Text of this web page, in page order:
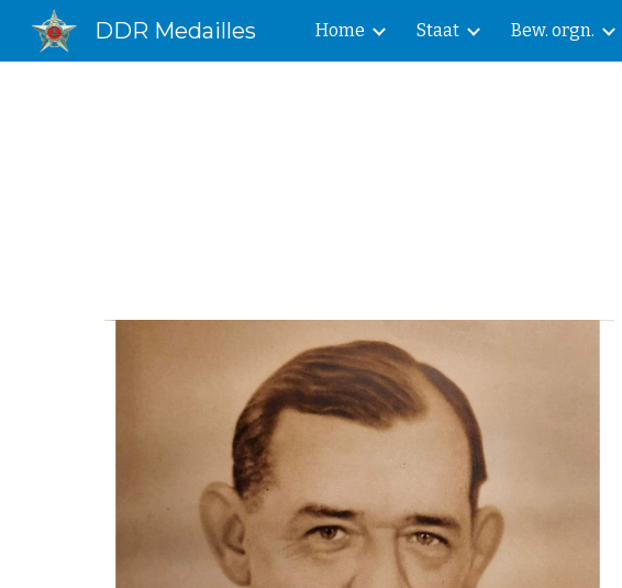
Skip to main content
DDR Medailles Home Staat Bew. orgn.